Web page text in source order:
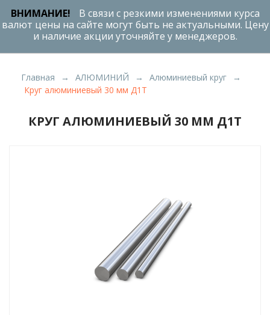
ВНИМАНИЕ!
В связи с резкими изменениями курса
валют цены на сайте могут быть не актуальными. Цену
и наличие акции уточняйте у менеджеров.
Главная АЛЮМИНИЙ
Алюминиевый круг
Круг алюминиевый 30 мм Д1Т
КРУГ АЛЮМИНИЕВЫЙ 30 ММ Д1Т